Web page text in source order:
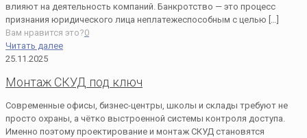
влияют на деятельность компаний. Банкротство — это процесс
признания юридического лица неплатежеспособным с целью […]
Вам нравится это?0
Читать далее
25.11.2025
Монтаж СКУД под ключ
Современные офисы, бизнес-центры, школы и склады требуют не
просто охраны, а чётко выстроенной системы контроля доступа.
Именно поэтому проектирование и монтаж СКУД становятся